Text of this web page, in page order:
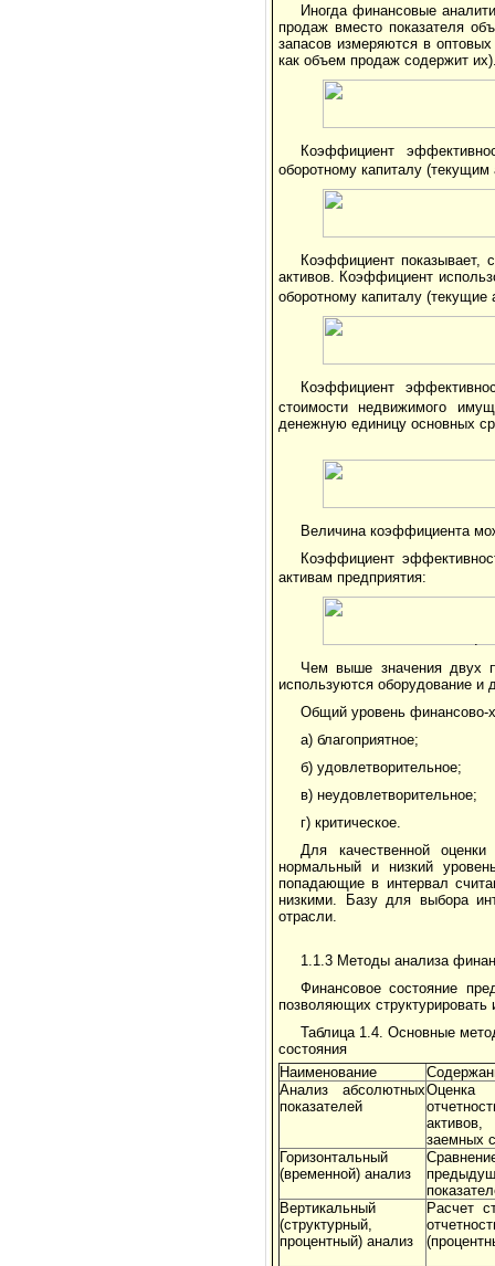
Иногда финансовые
продаж вместо показателя
запасов измеряются в
как объем продаж содержит
Коэффициент
оборотному капиталу (текущим
Коэффициент показывает,
активов. Коэффициент
оборотному капиталу
Коэффициент
стоимости недвижимого
денежную единицу основных
Величина коэффициента
Коэффициент
активам предприятия:
.
Чем выше значения двух
используются оборудование и
Общий уровень финансово-
а) благоприятное;
б) удовлетворительное;
в) неудовлетворительное;
г) критическое.
Для качественной
нормальный и низкий
попадающие в интервал
низкими. Базу для выбора
отрасли.
1.1.3 Методы анализа
Финансовое состояние
позволяющих структурировать
Таблица 1.4. Основные
состояния
Наименование
Анализ абсолютных
показателей
Оценка
заемных
Горизонтальный
(временной) анализ
Вертикальный
(структурный,
процентный) анализ
Расчет